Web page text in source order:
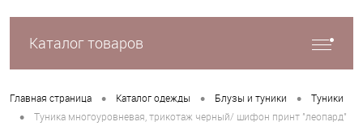
Каталог товаров
Главная страница • Каталог одежды • Блузы и туники • Туники
• Туника многоуровневая, трикотаж черный/ шифон принт "леопард"